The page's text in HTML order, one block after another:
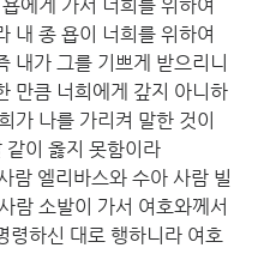
에게 가서 너희를 위하여
내 종 욥이 너희를 위하여
내가 그를 기쁘게 받으리니
만큼 너희에게 갚지 아니하
가 나를 가리켜 말한 것이
같이 옳지 못함이라
람 엘리바스와 수아 사람 빌
람 소발이 가서 여호와께서
령하신 대로 행하니라 여호